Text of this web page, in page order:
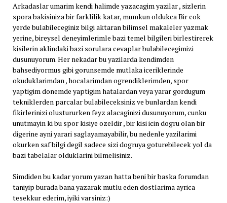
Arkadaslar umarim kendi halimde yazacagim yazilar , sizlerin
spora bakisiniza bir farklilik katar, mumkun oldukca Bir cok
yerde bulabileceginiz bilgi aktaran bilimsel makaleler yazmak
yerine, bireysel deneyimlerimle bazi temel bilgileri birlestirerek
kisilerin aklindaki bazi sorulara cevaplar bulabilecegimizi
dusunuyorum. Her nekadar bu yazilarda kendimden
bahsediyormus gibi gorunsemde mutlaka iceriklerinde
okuduklarimdan , hocalarimdan ogrendiklerimden, spor
yaptigim donemde yaptigim hatalardan veya yarar gordugum
tekniklerden parcalar bulabileceksiniz ve bunlardan kendi
fikirlerinizi olustururken feyz alacaginizi dusunuyorum, cunku
unutmayin ki bu spor kisiye ozeldir , bir kisi icin dogru olan bir
digerine ayni yarari saglayamayabilir, bu nedenle yazilarimi
okurken saf bilgi degil sadece sizi dogruya goturebilecek yol da
bazi tabelalar olduklarini bilmelisiniz.
Simdiden bu kadar yorum yazan hatta beni bir baska forumdan
taniyip burada bana yazarak mutlu eden dostlarima ayrica
tesekkur ederim, iyiki varsiniz:)